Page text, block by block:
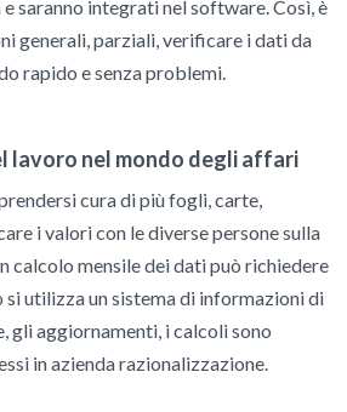
saranno integrati nel software. Così, è
generali, parziali, verificare i dati da
rapido e senza problemi.
lavoro nel mondo degli affari
cura di più fogli, carte,
i valori con le diverse persone sulla
calcolo mensile dei dati può richiedere
utilizza un sistema di informazioni di
gli aggiornamenti, i calcoli sono
in azienda razionalizzazione.